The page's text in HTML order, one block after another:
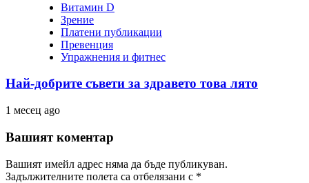
Витамин D
Зрение
Платени публикации
Превенция
Упражнения и фитнес
Най-добрите съвети за здравето това лято
1 месец ago
Вашият коментар
Вашият имейл адрес няма да бъде публикуван.
Задължителните полета са отбелязани с *